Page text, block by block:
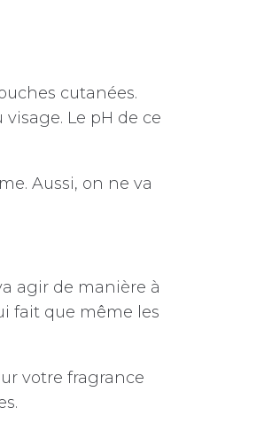
cutanées.
Le pH de ce
Aussi, on ne va
agir de manière à
fait que même les
votre fragrance